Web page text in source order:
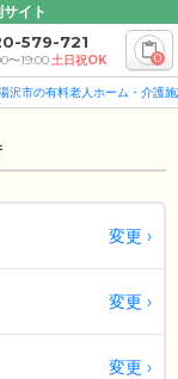
イト
579-721
〜19:00土日祝OK 0
沢市の有料老人ホーム・介護
変更
変更
変更